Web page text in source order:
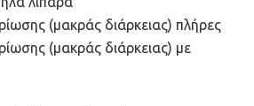
(μακράς διάρκειας) πλήρες
(μακράς διάρκειας) με